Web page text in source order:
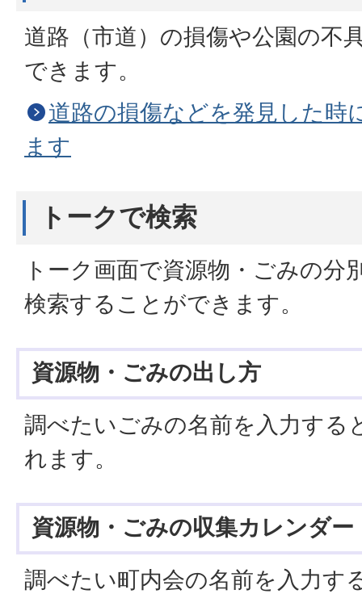
道路（市道）の損傷や公園の不
できます。
道路の損傷などを発見した時
ます
トークで検索
トーク画面で資源物・ごみの分
検索することができます。
資源物・ごみの出し方
調べたいごみの名前を入力する
れます。
資源物・ごみの収集カレンダー
調べたい町内会の名前を入力す